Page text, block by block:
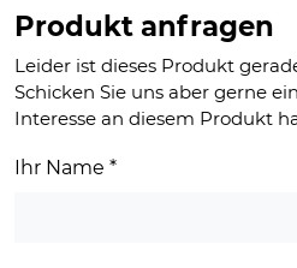
Produkt anfragen
Leider ist dieses Produkt
Schicken Sie uns aber gerne
Interesse an diesem Produkt
Ihr Name *